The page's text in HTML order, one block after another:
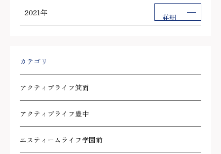
2021年 詳細
カテゴリ
アクティブライフ箕面
アクティブライフ豊中
エスティームライフ学園前